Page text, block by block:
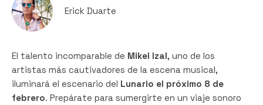
Erick Duarte
El talento incomparable de Mikel Izal, uno de los
artistas más cautivadores de la escena musical,
iluminará el escenario del Lunario el próximo 8 de
febrero. Prepárate para sumergirte en un viaje sonoro